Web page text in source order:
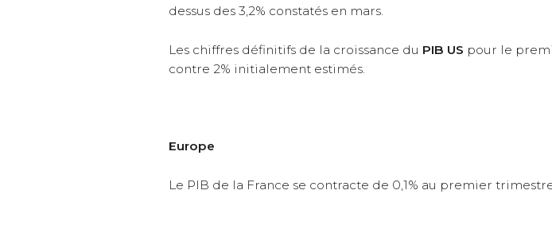
dessus des 3,2% constatés en mars.
Les chiffres définitifs de la croissance du PIB US pour le
contre 2% initialement estimés.
Europe
Le PIB de la France se contracte de 0,1% au premier